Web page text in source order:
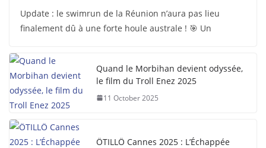
Update : le swimrun de la Réunion n’aura pas lieu
finalement dû à une forte houle australe ! 🎯 Un
Quand le Morbihan devient odyssée,
le film du Troll Enez 2025
11 October 2025
ÖTILLÖ Cannes 2025 : L’Échappée